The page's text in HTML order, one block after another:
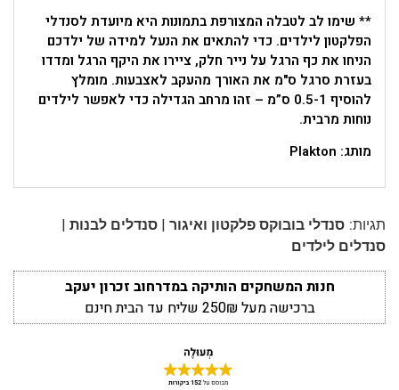
** שימו לב לטבלה המצורפת בתמונות היא מיועדת לסנדלי
הפלקטון לילדים. כדי להתאים את הנעל למידה של ילדכם
הניחו את כף הרגל על נייר חלק, ציירו את היקף הרגל ומדדו
בעזרת סרגל ס"מ את האורך מהעקב לאצבעות. מומלץ
להוסיף 0.5-1 ס”מ – זהו מרחב הגדילה כדי לאפשר לילדים
נוחות מרבית.
מותג: Plakton
תגיות: סנדלי בובוקס פלקטון ואיגור | סנדלים לבנות |
סנדלים לילדים
חנות המשחקים הותיקה במדרחוב זכרון יעקב
ברכישה מעל 250₪ שליח עד הבית חינם